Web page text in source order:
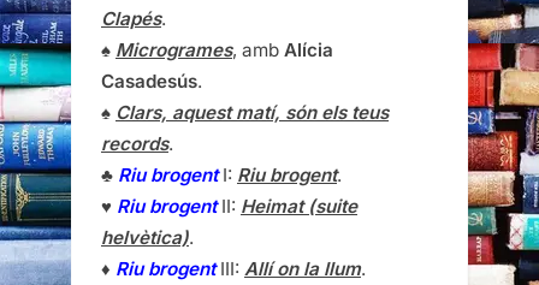
Clapés.
♠ Microgrames, amb Alícia
Casadesús.
♠ Clars, aquest matí, són els teus
records.
♣ Riu brogentI: Riu brogent.
♥ Riu brogentII: Heimat (suite
helvètica).
♦ Riu brogentIII: Allí on la llum.